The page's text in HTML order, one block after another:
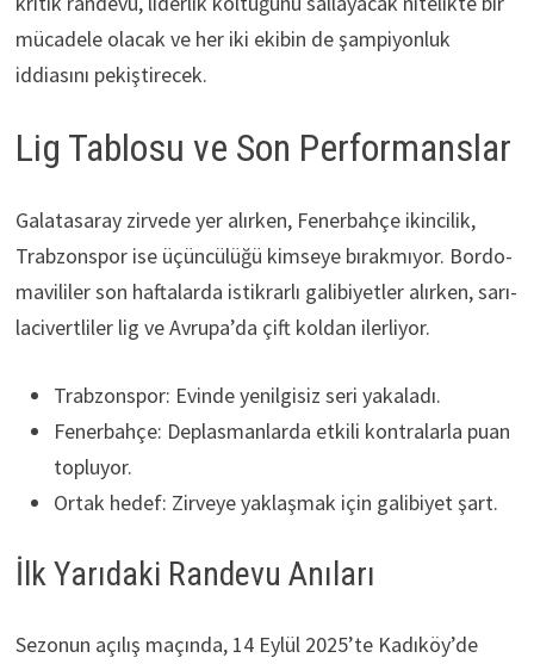
mücadele olacak ve her iki ekibin de şampiyonluk
iddiasını pekiştirecek.
Lig Tablosu ve Son Performanslar
Galatasaray zirvede yer alırken, Fenerbahçe ikincilik,
Trabzonspor ise üçüncülüğü kimseye bırakmıyor. Bordo-
mavililer son haftalarda istikrarlı galibiyetler alırken, sarı-
lacivertliler lig ve Avrupa’da çift koldan ilerliyor.
Trabzonspor: Evinde yenilgisiz seri yakaladı.
Fenerbahçe: Deplasmanlarda etkili kontralarla puan
topluyor.
Ortak hedef: Zirveye yaklaşmak için galibiyet şart.
İlk Yarıdaki Randevu Anıları
Sezonun açılış maçında, 14 Eylül 2025’te Kadıköy’de